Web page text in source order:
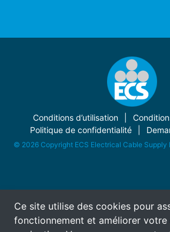
Ce site utilise des cookies pour
fonctionnement et améliorer votre
Conditions d’utilisation
Politique de confidentialité
© 2026 Copyright ECS Electrical Cable Supply